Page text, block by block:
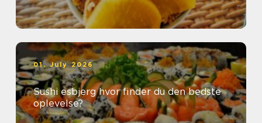
01. July 2026
Sushi esbjerg hvor finder du den bedste
oplevelse?